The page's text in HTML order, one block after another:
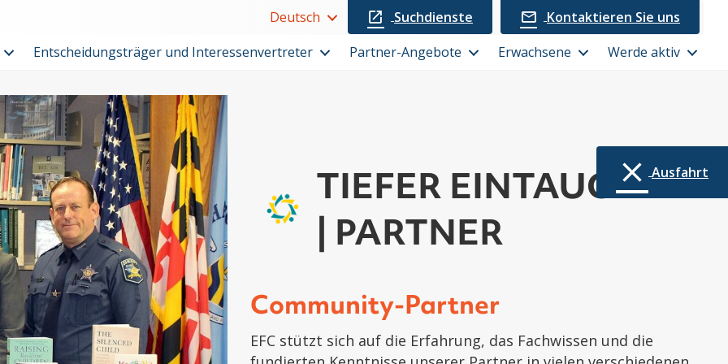
Deutsch Suchdienste
Kontaktieren Sie uns
Entscheidungsträger und Interessenvertreter
Partner-Angebote Erwachsene Werde aktiv
TIEFER EINTAUCHEN
| PARTNER
Community-Partner
EFC stützt sich auf die Erfahrung, das Fachwissen und die
Ausfahrt